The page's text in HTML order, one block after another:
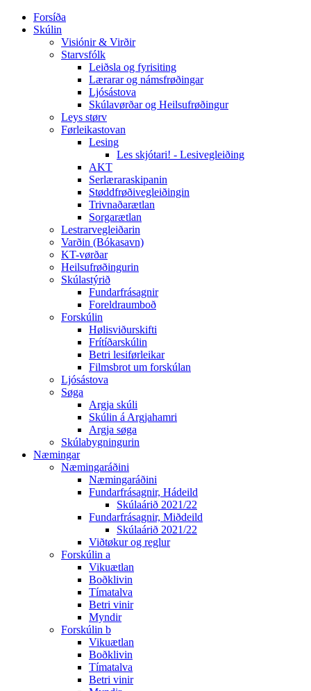
Forsíða
Skúlin
Visiónir & Virðir
Starvsfólk
Leiðsla og fyrisiting
Lærarar og námsfrøðingar
Ljósástova
Skúlavørðar og Heilsufrøðingur
Leys størv
Førleikastovan
Lesing
Les skjótari! - Lesivegleiðing
AKT
Serlæraraskipanin
Støddfrøðivegleiðingin
Trivnaðarætlan
Sorgarætlan
Lestrarvegleiðarin
Varðin (Bókasavn)
KT-vørðar
Heilsufrøðingurin
Skúlastýrið
Fundarfrásagnir
Foreldraumboð
Forskúlin
Hølisviðurskifti
Frítíðarskúlin
Betri lesiførleikar
Filmsbrot um forskúlan
Ljósástova
Søga
Argja skúli
Skúlin á Argjahamri
Argja søga
Skúlabygningurin
Næmingar
Næmingaráðini
Næmingaráðini
Fundarfrásagnir, Hádeild
Skúlaárið 2021/22
Fundarfrásagnir, Miðdeild
Skúlaárið 2021/22
Viðtøkur og reglur
Forskúlin a
Vikuætlan
Boðklivin
Tímatalva
Betri vinir
Myndir
Forskúlin b
Vikuætlan
Boðklivin
Tímatalva
Betri vinir